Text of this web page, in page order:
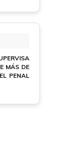
MÁS DE
PENAL